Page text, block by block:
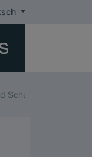
Schubplatten